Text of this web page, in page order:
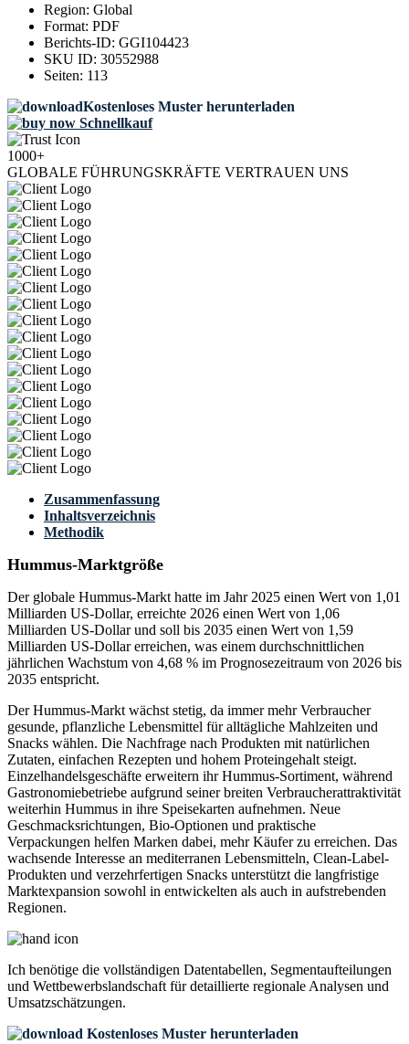
Region: Global
Format: PDF
Berichts-ID: GGI104423
SKU ID: 30552988
Seiten: 113
Kostenloses Muster herunterladen
Schnellkauf
1000+
GLOBALE FÜHRUNGSKRÄFTE VERTRAUEN UNS
Zusammenfassung
Inhaltsverzeichnis
Methodik
Hummus-Marktgröße
Der globale Hummus-Markt hatte im Jahr 2025 einen Wert von 1,01
Milliarden US-Dollar, erreichte 2026 einen Wert von 1,06
Milliarden US-Dollar und soll bis 2035 einen Wert von 1,59
Milliarden US-Dollar erreichen, was einem durchschnittlichen
jährlichen Wachstum von 4,68 % im Prognosezeitraum von 2026 bis
2035 entspricht.
Der Hummus-Markt wächst stetig, da immer mehr Verbraucher
gesunde, pflanzliche Lebensmittel für alltägliche Mahlzeiten und
Snacks wählen. Die Nachfrage nach Produkten mit natürlichen
Zutaten, einfachen Rezepten und hohem Proteingehalt steigt.
Einzelhandelsgeschäfte erweitern ihr Hummus-Sortiment, während
Gastronomiebetriebe aufgrund seiner breiten Verbraucherattraktivität
weiterhin Hummus in ihre Speisekarten aufnehmen. Neue
Geschmacksrichtungen, Bio-Optionen und praktische
Verpackungen helfen Marken dabei, mehr Käufer zu erreichen. Das
wachsende Interesse an mediterranen Lebensmitteln, Clean-Label-
Produkten und verzehrfertigen Snacks unterstützt die langfristige
Marktexpansion sowohl in entwickelten als auch in aufstrebenden
Regionen.
Ich benötige die vollständigen Datentabellen, Segmentaufteilungen
und Wettbewerbslandschaft für detaillierte regionale Analysen und
Umsatzschätzungen.
Kostenloses Muster herunterladen